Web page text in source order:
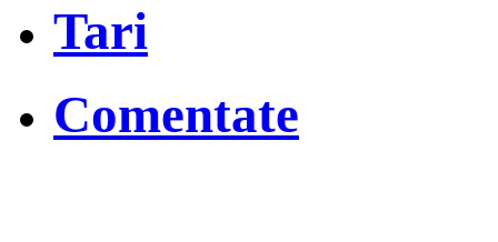
Tari
Comentate